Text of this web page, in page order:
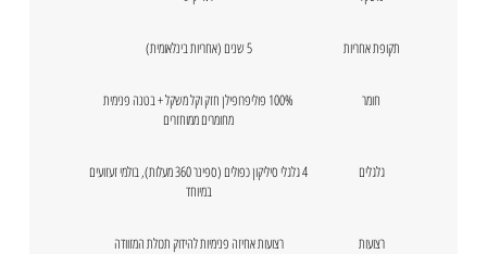
תקופת אחריות 5 שנים (אחריות בינלאומית)
חומר
100% פוליפרופילן חזק וקל משקל + בטנה פנימית
מחומרים ממוחזרים
גלגלים
4 גלגלי סיליקון כפולים (ספינר 360 מעלות), בולמי זעזועים
במיוחד
רצועות רצועות אחיזה פנימיות להידוק תכולת המזוודה